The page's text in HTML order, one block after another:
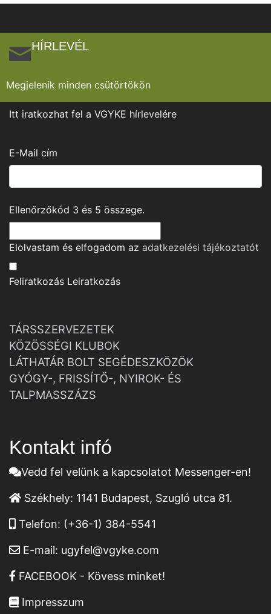
HÍRLEVÉL
Megjelenik minden csütörtökön
Itt iratkozhat fel a VGYKE hírlevelére
E-Mail cím
Ellenőrzőkód 3 és 5 összege.
Elolvastam és elfogadom az adatkezelési tájékoztatót
Feliratkozás Leiratkozás
TÁRSSZERVEZETEK
KÖZÖSSÉGI KLUBOK
LÁTHATÁR BOLT SEGÉDESZKÖZÖK
GYÓGY-, FRISSÍTŐ-, NYIROK- ÉS
TALPMASSZÁZS
Kontakt infó
Vedd fel velünk a kapcsolatot Messenger-en!
Székhely: 1141 Budapest, Szugló utca 81.
Telefon: (+36-1) 384-5541
E-mail: ugyfel@vgyke.com
FACEBOOK - Kövess minket!
Impresszum